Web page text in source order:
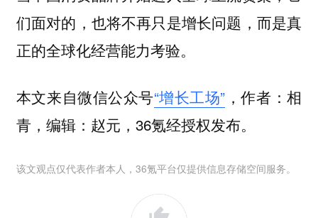
们面对的，也将不再只是增长问题，而是真
正的全球化经营能力考验。
本文来自微信公众号“增长工场” ，作者：相
青，编辑：赵元，36氪经授权发布。
该文观点仅代表作者本人，36氪平台仅提供信息存储空间服务。